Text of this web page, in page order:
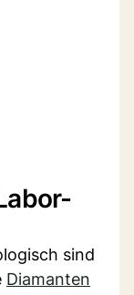
sind
Diamanten